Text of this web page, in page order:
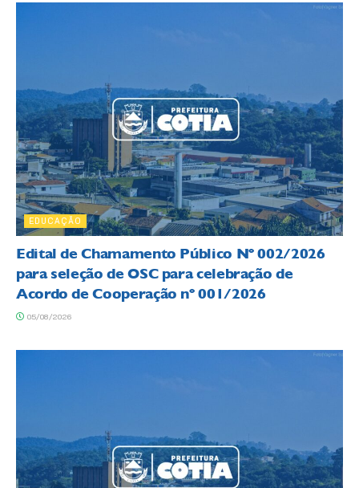
EDUCAÇÃO
Edital de Chamamento Público Nº 002/2026
para seleção de OSC para celebração de
Acordo de Cooperação nº 001/2026
05/08/2026